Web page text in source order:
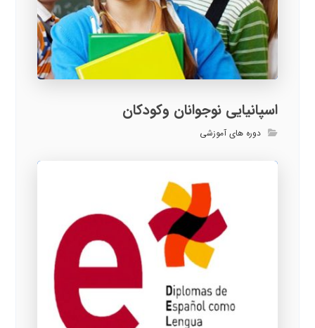
اسپانیایی نوجوانان وکودکان
دوره های آموزشی